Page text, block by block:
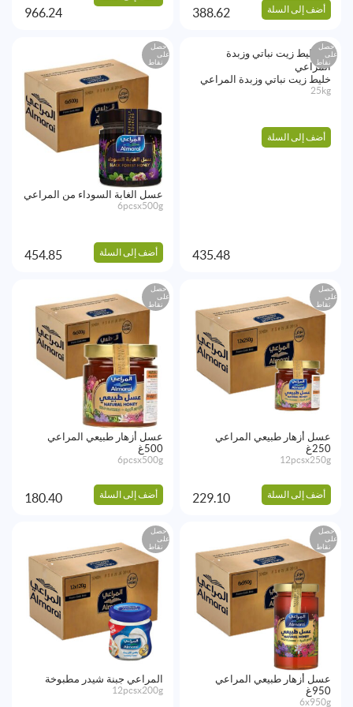
أضف إلى السلة 388.62
966.24
احصل
على
نقاط
خليط زيت نباتي وزبدة المراعي
25kg
أضف إلى السلة
435.48
احصل
على
نقاط
عسل الغابة السوداء من المراعي
6pcsx500g
أضف إلى السلة 454.85
احصل
على
نقاط
عسل أزهار طبيعي المراعي
250غ
12pcsx250g
أضف إلى السلة 229.10
احصل
على
نقاط
عسل أزهار طبيعي المراعي
500غ
6pcsx500g
أضف إلى السلة 180.40
احصل
على
نقاط
عسل أزهار طبيعي المراعي
950غ
6x950g
احصل
على
نقاط
المراعي جبنة شيدر مطبوخة
12pcsx200g